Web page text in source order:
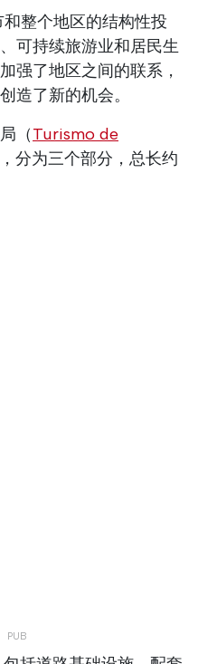
整个地区的结构性投
可持续旅游业和居民生
强了地区之间的联系，
造了新的机会。
（Turismo de
分为三个部分，总长约